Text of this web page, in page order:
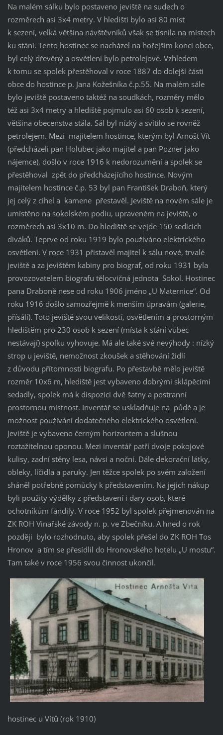
Na malém sálku bylo postaveno jeviště na sudech o
rozměrech asi 3x4 metry. V hledišti bylo asi 80 míst
k sezení, velká většina návštěvníků však se tísnila na místech
ku stání. Tento hostinec se nacházel na hořejším konci obce,
byl celý dřevěný a osvětlení bylo petrolejové. Vzhledem
k tomu se spolek přestěhoval v roce 1887 do dolejší části
obce do hostince p. Jana Kožešníka č.p.55. Na malém sále
bylo jeviště postaveno taktéž na soudkách, rozměry mělo
též asi 3x4 metry a hlediště pojmulo asi 60 osob k sezení,
většina obecenstva stála. Sál byl nízký a svítilo se rovněž
petrolejem. Mezi majitelem hostince, kterým byl Arnošt Vít
(předcházeli pan Holubec jako majitel a pan Pozner jako
nájemce), došlo v roce 1916 k nedorozumění a spolek se
přestěhoval zpět do předcházejícího hostince. Novým
majitelem hostince č.p. 53 byl pan František Draboň, který
jej celý z cihel a kamene přestavěl. Jeviště na novém sále je
umístěno na sokolském podiu, upraveném na jeviště, o
rozměrech asi 3x10 m. Do hlediště se vejde 150 sedících
diváků. Teprve od roku 1919 bylo používáno elektrického
osvětlení. V roce 1931 přistavěl majitel k sálu nové, trvalé
jeviště a za jevištěm kabiny pro biograf, od roku 1931 byla
provozovatelem biografu tělocvičná jednota Sokol. Hostinec
pana Draboně nese od roku 1906 jméno „U Maternice“. Od
roku 1916 došlo samozřejmě k menším úpravám (galerie,
přísálí). Toto jeviště svou velikostí, osvětlením a prostorným
hledištěm pro 230 osob k sezení (místa k stání vůbec
nestávají) spolku vyhovuje. Má ale také své nevýhody : nízký
strop u jeviště, nemožnost zkoušek a stěhování židlí
z důvodu přítomnosti biografu. Po přestavbě mělo jeviště
rozměr 10x6 m, hlediště jest vybaveno dobrými sklápěcími
sedadly, spolek má k dispozici dvě šatny a postranní
prostornou místnost. Inventář se uskladňuje na půdě a je
možnost používání dodatečného elektrického osvětlení.
Jeviště je vybaveno černým horizontem a slušnou
roztažitelnou oponou. Mezi inventář patří dvoje pokojové
kulisy, zadní stěny lesa, návsi a noční. Dále dekorační látky,
obleky, líčidla a paruky. Jen těžce spolek po svém založení
sháněl potřebné pomůcky k představením. Na jejich nákup
byli použity výdělky z představení i dary osob, které
ochotníkům fandily. V roce 1952 byl spolek přejmenován na
ZK ROH Vinařské závody n. p. ve Zbečníku. A hned o rok
později bylo rozhodnuto, aby spolek přešel do ZK ROH Tos
Hronov a tím se přesídlil do Hronovského hotelu „U mostu“.
Tam také v roce 1956 svou činnost ukončil.
hostinec u Vítů (rok 1910)